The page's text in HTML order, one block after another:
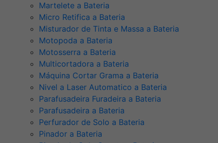
Martelete a Bateria
Micro Retifica a Bateria
Misturador de Tinta e Massa a Bateria
Motopoda a Bateria
Motosserra a Bateria
Multicortadora a Bateria
Máquina Cortar Grama a Bateria
Nivel a Laser Automatico a Bateria
Parafusadeira Furadeira a Bateria
Parafusadeira a Bateria
Perfurador de Solo a Bateria
Pinador a Bateria